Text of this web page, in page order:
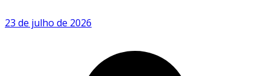
23 de julho de 2026